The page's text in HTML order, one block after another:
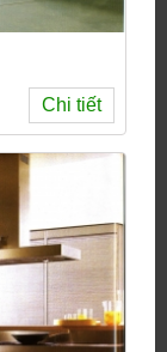
Chi tiết